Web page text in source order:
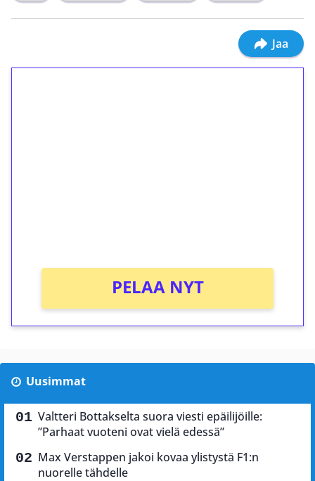
Jaa
PELAA NYT
Uusimmat
Valtteri Bottakselta suora viesti epäilijöille:
”Parhaat vuoteni ovat vielä edessä”
Max Verstappen jakoi kovaa ylistystä F1:n
nuorelle tähdelle